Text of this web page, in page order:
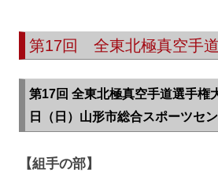
へ
ス
キ
プ
第17回 全東北極真空手
第17回 全東北極真空手道選手
日（日）山形市総合スポーツセ
【組手の部】